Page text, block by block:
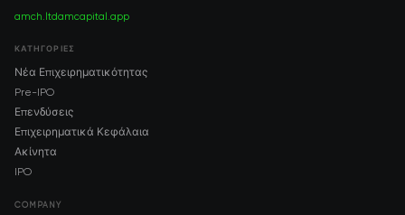
amch.ltdamcapital.app
ΚΑΤΗΓΟΡΊΕΣ
Νέα Επιχειρηματικότητας
Pre-IPO
Επενδύσεις
Επιχειρηματικά Κεφάλαια
Ακίνητα
IPO
COMPANY